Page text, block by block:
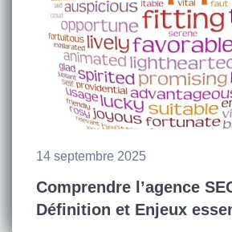
14 septembre 2025
Comprendre l’agence
Définition et Enjeux